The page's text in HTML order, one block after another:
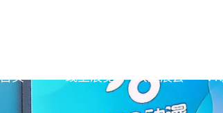
首页 线上展览 大型展会